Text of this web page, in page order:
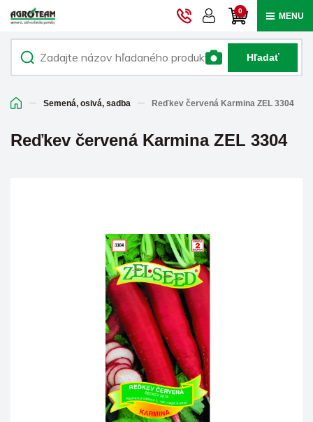
0 MENU
Hľadať
Semená, osivá, sadba Reďkev červená Karmina ZEL 3304
Reďkev červená Karmina ZEL 3304